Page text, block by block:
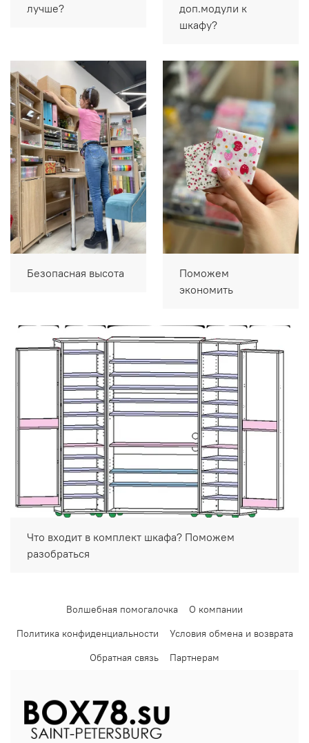
лучше?
доп.модули к
шкафу?
Безопасная высота
Поможем
экономить
Что входит в комплект шкафа? Поможем
разобраться
Волшебная помогалочка
О компании
Политика конфиденциальности
Условия обмена и возврата
Обратная связь
Партнерам